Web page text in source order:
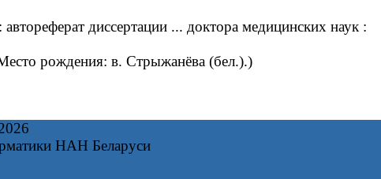
диссертации ... доктора медицинских наук :
рождения: в. Стрыжанёва (бел.).)
НАН Беларуси